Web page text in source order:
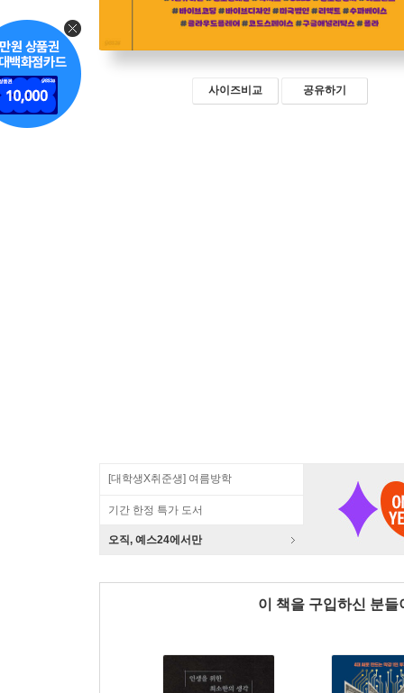
사이즈비교 공유하기
[대학생X취준생] 여름방학
기간 한정 특가 도서
오직, 예스24에서만
이 책을 구입하신 분